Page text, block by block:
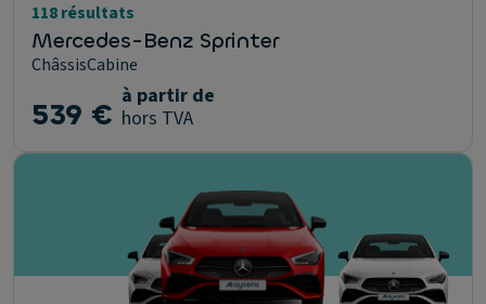
118 résultats
Mercedes-Benz Sprinter
ChâssisCabine
539 € à partir de
hors TVA